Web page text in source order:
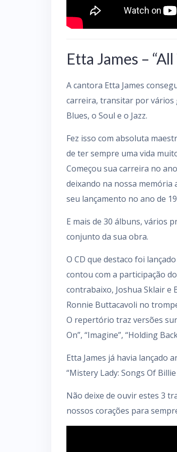
Etta James –
A cantora Etta James
carreira, transitar por vários
Blues, o Soul e o Jazz.
Fez isso com absoluta
de ter sempre uma vida
Começou sua carreira no
deixando na nossa memória
seu lançamento no ano de
E mais de 30 álbuns, vários
conjunto da sua obra.
O CD que destaco foi
contou com a participação
contrabaixo, Joshua Sklair e
Ronnie Buttacavoli no
O repertório traz versões
On”, “Imagine”, “Holding
Etta James já havia lançado
“Mistery Lady: Songs Of
Não deixe de ouvir estes 3
nossos corações para